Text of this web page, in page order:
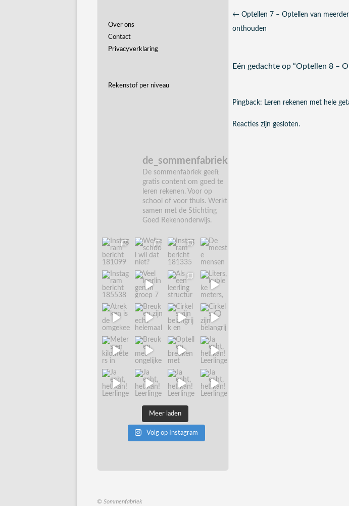
Berichtnavigatie
←Optellen 7 – Optellen van
onthouden
Eén gedachte op “Optellen 8 –
Pingback: Leren rekenen met hele
Reacties zijn gesloten.
Over ons
Contact
Privacyverklaring
Rekenstof per niveau
de_sommenfabriek
De sommenfabriek geeft
gratis content om goed te
leren rekenen. Voor op
school of voor thuis. Werkt
samen met de Stichting
Goed Rekenonderwijs.
Meer laden
Volg op Instagram
© Sommenfabriek